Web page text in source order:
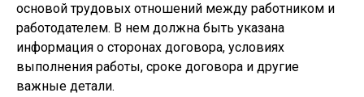
основой трудовых отношений между работником и
работодателем. В нем должна быть указана
информация о сторонах договора, условиях
выполнения работы, сроке договора и другие
важные детали.